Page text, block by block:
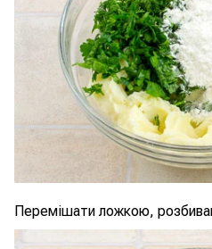
Перемішати ложкою,